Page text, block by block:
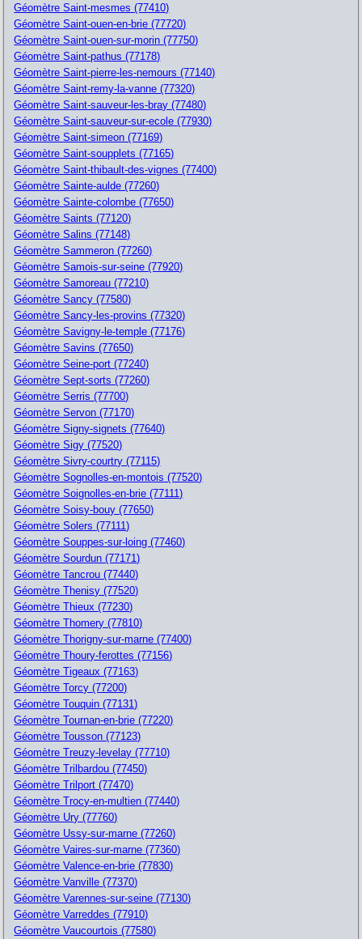
Géomètre Saint-mesmes (77410)
Géomètre Saint-ouen-en-brie (77720)
Géomètre Saint-ouen-sur-morin (77750)
Géomètre Saint-pathus (77178)
Géomètre Saint-pierre-les-nemours (77140)
Géomètre Saint-remy-la-vanne (77320)
Géomètre Saint-sauveur-les-bray (77480)
Géomètre Saint-sauveur-sur-ecole (77930)
Géomètre Saint-simeon (77169)
Géomètre Saint-soupplets (77165)
Géomètre Saint-thibault-des-vignes (77400)
Géomètre Sainte-aulde (77260)
Géomètre Sainte-colombe (77650)
Géomètre Saints (77120)
Géomètre Salins (77148)
Géomètre Sammeron (77260)
Géomètre Samois-sur-seine (77920)
Géomètre Samoreau (77210)
Géomètre Sancy (77580)
Géomètre Sancy-les-provins (77320)
Géomètre Savigny-le-temple (77176)
Géomètre Savins (77650)
Géomètre Seine-port (77240)
Géomètre Sept-sorts (77260)
Géomètre Serris (77700)
Géomètre Servon (77170)
Géomètre Signy-signets (77640)
Géomètre Sigy (77520)
Géomètre Sivry-courtry (77115)
Géomètre Sognolles-en-montois (77520)
Géomètre Soignolles-en-brie (77111)
Géomètre Soisy-bouy (77650)
Géomètre Solers (77111)
Géomètre Souppes-sur-loing (77460)
Géomètre Sourdun (77171)
Géomètre Tancrou (77440)
Géomètre Thenisy (77520)
Géomètre Thieux (77230)
Géomètre Thomery (77810)
Géomètre Thorigny-sur-marne (77400)
Géomètre Thoury-ferottes (77156)
Géomètre Tigeaux (77163)
Géomètre Torcy (77200)
Géomètre Touquin (77131)
Géomètre Tournan-en-brie (77220)
Géomètre Tousson (77123)
Géomètre Treuzy-levelay (77710)
Géomètre Trilbardou (77450)
Géomètre Trilport (77470)
Géomètre Trocy-en-multien (77440)
Géomètre Ury (77760)
Géomètre Ussy-sur-marne (77260)
Géomètre Vaires-sur-marne (77360)
Géomètre Valence-en-brie (77830)
Géomètre Vanville (77370)
Géomètre Varennes-sur-seine (77130)
Géomètre Varreddes (77910)
Géomètre Vaucourtois (77580)